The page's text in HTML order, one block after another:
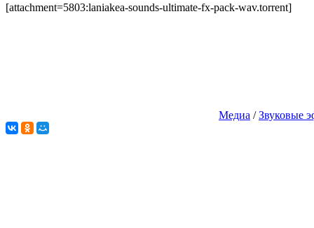
[attachment=5803:laniakea-sounds-ultimate-fx-pack-wav.torrent]
Медиа /Звуковые